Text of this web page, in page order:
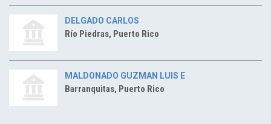
DELGADO CARLOS
Río Piedras, Puerto Rico
MALDONADO GUZMAN LUIS E
Barranquitas, Puerto Rico